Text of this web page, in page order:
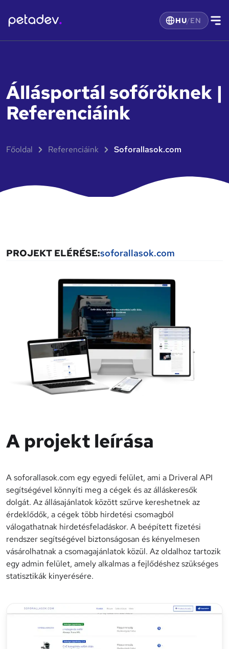
HU/EN
Állásportál sofőröknek |
Referenciáink
Főoldal Referenciáink soforallasok.com
PROJEKT ELÉRÉSE:soforallasok.com
A projekt leírása
A soforallasok.com egy egyedi felület, ami a Driveral API
segítségével könnyíti meg a cégek és az álláskeresők
dolgát. Az állásajánlatok között szűrve kereshetnek az
érdeklődők, a cégek több hirdetési csomagból
válogathatnak hirdetésfeladáskor. A beépített fizetési
rendszer segítségével biztonságosan és kényelmesen
vásárolhatnak a csomagajánlatok közül. Az oldalhoz tartozik
egy admin felület, amely alkalmas a fejlődéshez szükséges
statisztikák kinyerésére.